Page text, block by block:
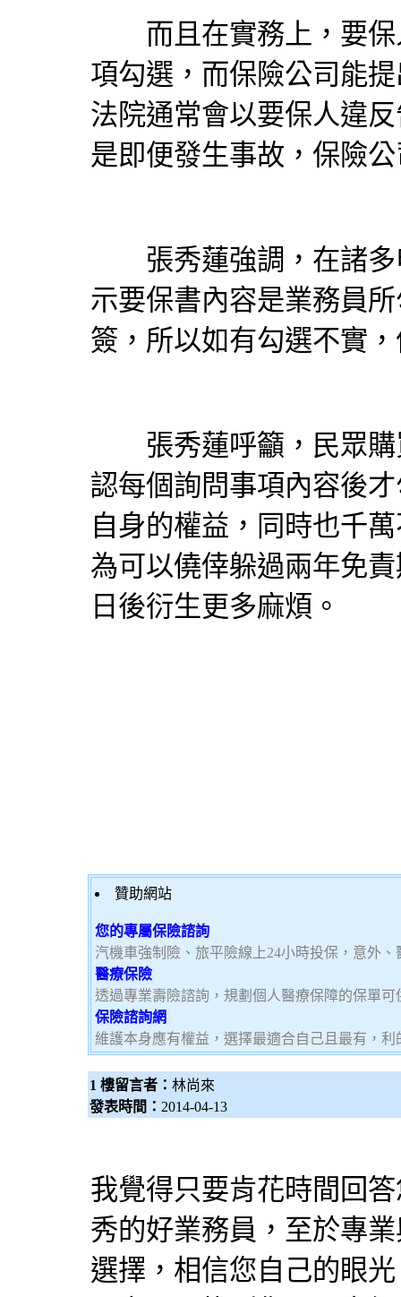
而且在實務上，要保
項勾選，而保險公司能
法院通常會以要保人違
是即便發生事故， 保險
張秀蓮強調，在諸多
示要保書內容是業務員
簽，所以如有勾選不實
張秀蓮呼籲，民眾購
認每個詢問事項內容後
自身的權益，同時也千
為可以僥倖躲過兩年免
日後衍生更多麻煩。
贊助網站
您的專屬保險諮詢
汽機車強制險、旅平險線上24小時投保，意外
醫療保險
透過專業壽險諮詢，規劃個人醫療保障的保單可
保險諮詢網
維護本身應有權益，選擇最適合自己且最有，
1 樓留言者： 林尚來
發表時間： 2014-04-13
我覺得只要肯花時間回
秀的好業務員，至於專
選擇，相信您自己的眼